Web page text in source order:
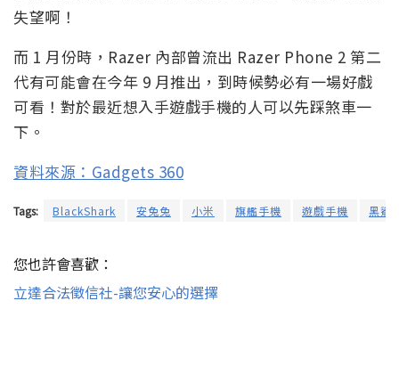
失望啊！
而 1 月份時，Razer 內部曾流出 Razer Phone 2 第二
代有可能會在今年 9 月推出，到時候勢必有一場好戲
可看！對於最近想入手遊戲手機的人可以先踩煞車一
下。
資料來源：Gadgets 360
Tags: BlackShark 安兔兔 小米 旗艦手機 遊戲手機 黑鯊
您也許會喜歡：
立達合法徵信社-讓您安心的選擇